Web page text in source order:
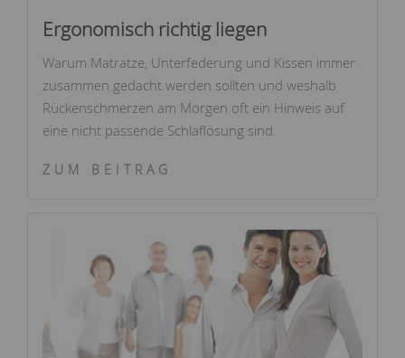
Ergonomisch richtig liegen
Warum Matratze, Unterfederung und Kissen immer
zusammen gedacht werden sollten und weshalb
Rückenschmerzen am Morgen oft ein Hinweis auf
eine nicht passende Schlaflösung sind.
ZUM BEITRAG